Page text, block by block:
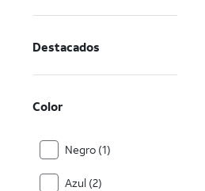
Destacados
Color
Negro (1)
Azul (2)